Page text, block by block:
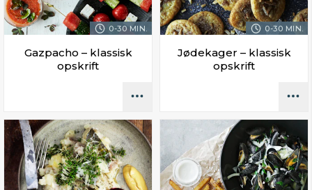
0-30 MIN.
Gazpacho – klassisk
opskrift
0-30 MIN.
Jødekager – klassisk
opskrift